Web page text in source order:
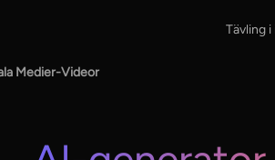
Tävling
Medier-Videor